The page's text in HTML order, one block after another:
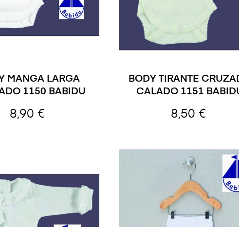
MANGA LARGA
1150 BABIDU
8,90 €
BODY TIRANTE
CALADO 1151
8,50 €